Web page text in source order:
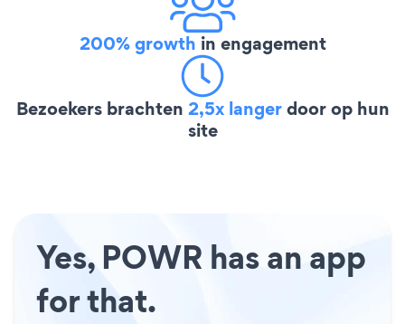
200% growth in engagement
Bezoekers brachten 2,5x langerdoor op hun
site
Yes, POWR has an app
for that.